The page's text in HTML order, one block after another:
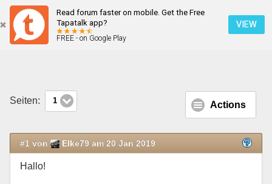
Read forum faster on mobile. Get the Free
Tapatalk app?
FREE - on Google Play
VIEW
Keyless Card Batterie
Seiten: 1 Actions
#1 von Elke79 am 20 Jan 2019
Hallo!